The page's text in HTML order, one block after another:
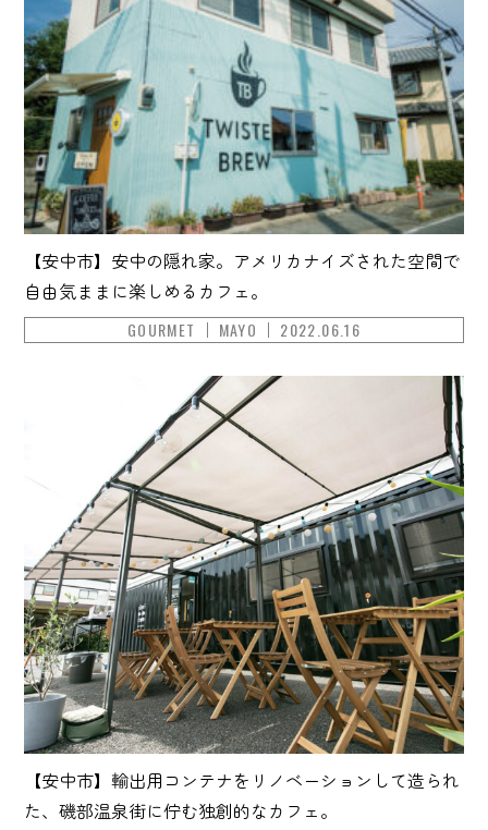
【安中市】安中の隠れ家。アメリカナイズされた空間で
自由気ままに楽しめるカフェ。
GOURMET MAYO 2022.06.16
【安中市】輸出用コンテナをリノベーションして造られ
た、磯部温泉街に佇む独創的なカフェ。